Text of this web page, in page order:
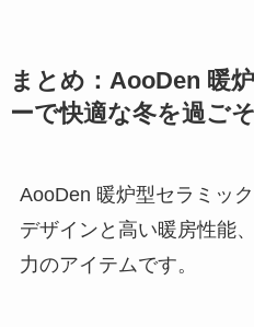
まとめ：AooDen 暖
ーで快適な冬を過ごそ
AooDen 暖炉型セラミッ
デザインと高い暖房性能
力のアイテムです。